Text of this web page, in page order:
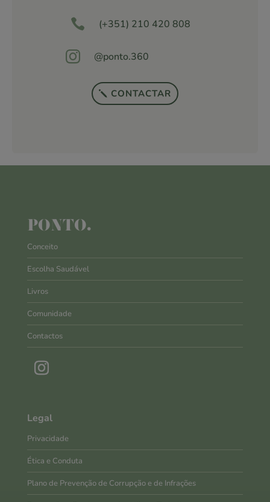
 (+351) 210 420 808
 @ponto.360
CONTACTAR
PONTO.
Conceito
Escolha Saudável
Livros
Comunidade
Contactos
Legal
Privacidade
Ética e Conduta
Plano de Prevenção de Corrupção e de Infrações